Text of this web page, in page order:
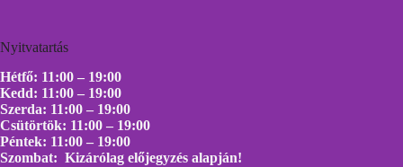
Nyitvatartás
Hétfő: 11:00 – 19:00
Kedd: 11:00 – 19:00
Szerda: 11:00 – 19:00
Csütörtök: 11:00 – 19:00
Péntek: 11:00 – 19:00
Szombat: Kizárólag előjegyzés alapján!